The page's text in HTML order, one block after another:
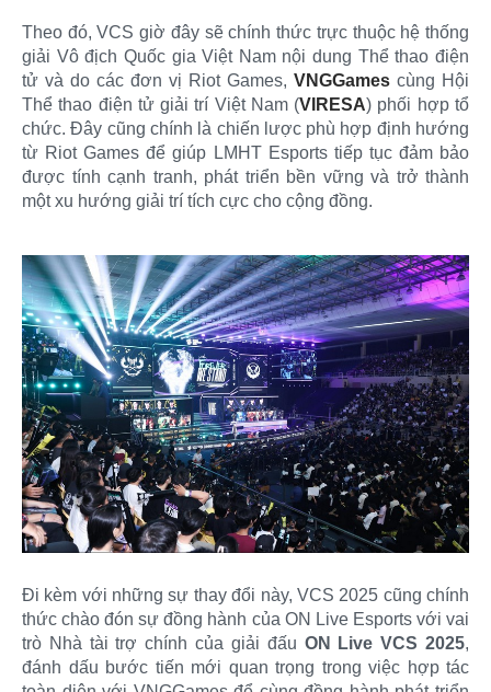
Theo đó, VCS giờ đây sẽ chính thức trực thuộc hệ thống
giải Vô địch Quốc gia Việt Nam nội dung Thể thao điện
tử và do các đơn vị Riot Games, VNGGames cùng Hội
Thể thao điện tử giải trí Việt Nam (VIRESA) phối hợp tổ
chức. Đây cũng chính là chiến lược phù hợp định hướng
từ Riot Games để giúp LMHT Esports tiếp tục đảm bảo
được tính cạnh tranh, phát triển bền vững và trở thành
một xu hướng giải trí tích cực cho cộng đồng.​
Đi kèm với những sự thay đổi này, VCS 2025 cũng chính
thức chào đón sự đồng hành của ON Live Esports với vai
trò Nhà tài trợ chính của giải đấu ON Live VCS 2025,
đánh dấu bước tiến mới quan trọng trong việc hợp tác